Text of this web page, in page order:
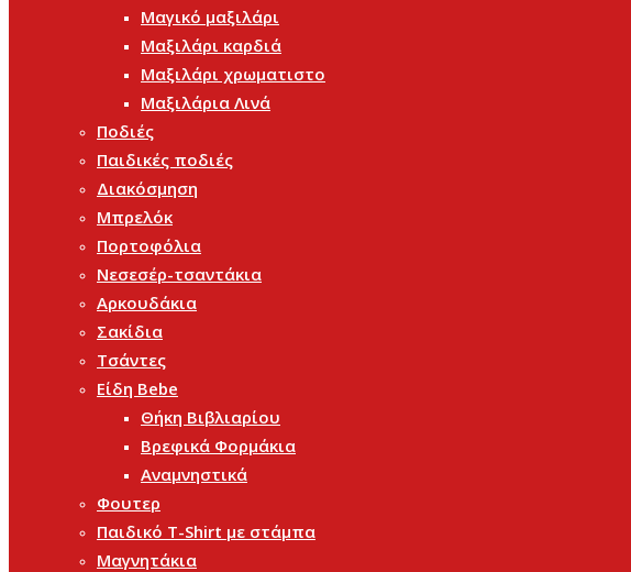
Μαγικό μαξιλάρι
Μαξιλάρι καρδιά
Μαξιλάρι χρωματιστο
Μαξιλάρια Λινά
Ποδιές
Παιδικές ποδιές
Διακόσμηση
Μπρελόκ
Πορτοφόλια
Νεσεσέρ-τσαντάκια
Αρκουδάκια
Σακίδια
Τσάντες
Είδη Bebe
Θήκη Βιβλιαρίου
Βρεφικά Φορμάκια
Αναμνηστικά
Φουτερ
Παιδικό T-Shirt με στάμπα
Μαγνητάκια